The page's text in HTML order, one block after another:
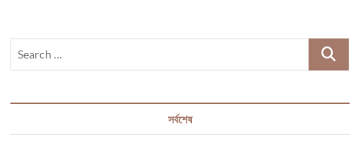
Search
সর্বশেষ